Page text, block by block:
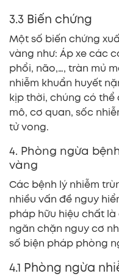
3.3 Biến chứng
Một số biến chứng
vàng như: Áp xe các
phổi, não,…, tràn mủ
nhiễm khuẩn huyết
kịp thời, chúng có
mô, cơ quan, sốc
tử vong.
4. Phòng ngừa
vàng
Các bệnh lý nhiễm
nhiều vấn đề nguy
pháp hữu hiệu chất
ngăn chặn nguy cơ
số biện pháp phòng
4.1 Phòng ngừa